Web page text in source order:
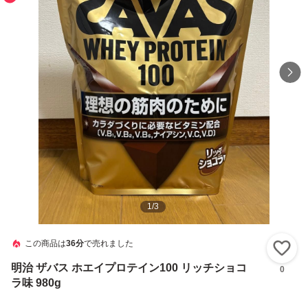
1/3
この商品は36分で売れました
明治 ザバス ホエイプロテイン100 リッチショコ
ラ味 980g
0